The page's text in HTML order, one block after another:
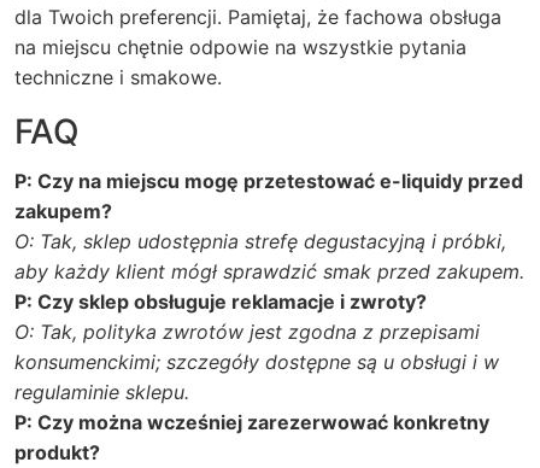
dla Twoich preferencji. Pamiętaj, że fachowa obsługa
na miejscu chętnie odpowie na wszystkie pytania
techniczne i smakowe.
FAQ
P: Czy na miejscu mogę przetestować e-liquidy przed
zakupem?
O: Tak, sklep udostępnia strefę degustacyjną i próbki,
aby każdy klient mógł sprawdzić smak przed zakupem.
P: Czy sklep obsługuje reklamacje i zwroty?
O: Tak, polityka zwrotów jest zgodna z przepisami
konsumenckimi; szczegóły dostępne są u obsługi i w
regulaminie sklepu.
P: Czy można wcześniej zarezerwować konkretny
produkt?